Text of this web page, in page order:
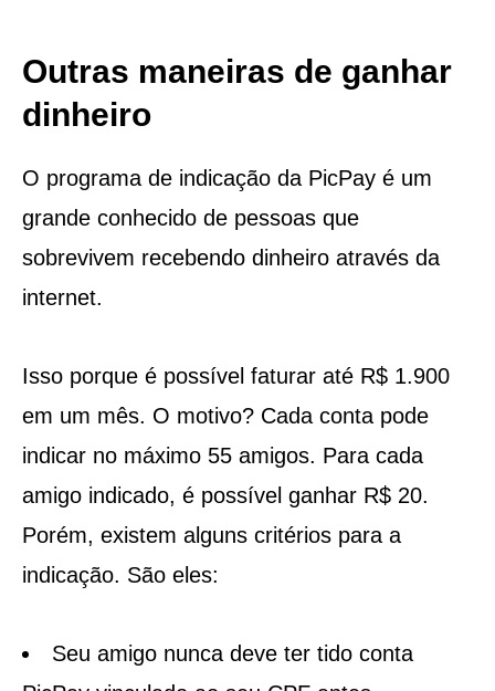
Outras maneiras de ganhar
dinheiro
O programa de indicação da PicPay é um
grande conhecido de pessoas que
sobrevivem recebendo dinheiro através da
internet.
Isso porque é possível faturar até R$ 1.900
em um mês. O motivo? Cada conta pode
indicar no máximo 55 amigos. Para cada
amigo indicado, é possível ganhar R$ 20.
Porém, existem alguns critérios para a
indicação. São eles:
Seu amigo nunca deve ter tido conta